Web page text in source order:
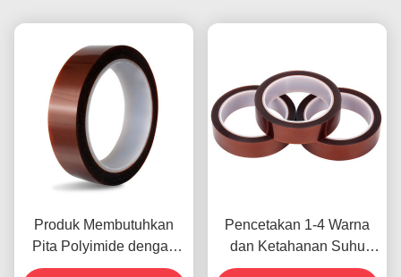
Produk Membutuhkan
Pita Polyimide dengan
Resistensi Tegangan
Pencetakan 1-4 Warna
dan Ketahanan Suhu
-10C-80C Metode